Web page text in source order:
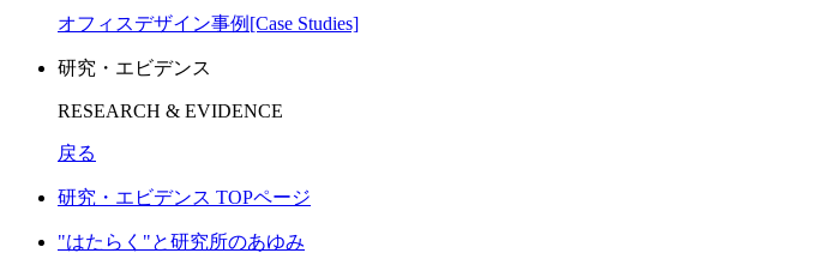
オフィスデザイン事例[Case Studies]
研究・エビデンス
RESEARCH & EVIDENCE
戻る
研究・エビデンス TOPページ
"はたらく"と研究所のあゆみ